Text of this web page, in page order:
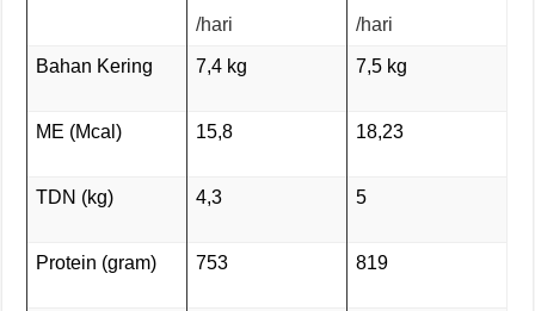
/hari /hari
Bahan Kering 7,4 kg 7,5 kg
ME (Mcal) 15,8 18,23
TDN (kg) 4,3 5
Protein (gram) 753 819